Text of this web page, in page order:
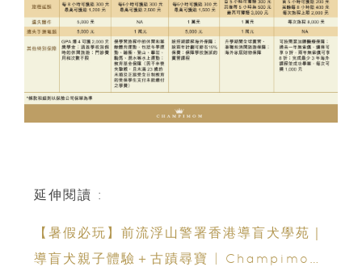
延伸閱讀 :
【暑假必玩】前流浮山警署香港導盲犬學苑｜
導盲犬親子體驗＋古蹟尋寶 | Champimom